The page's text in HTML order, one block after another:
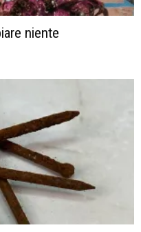
niente